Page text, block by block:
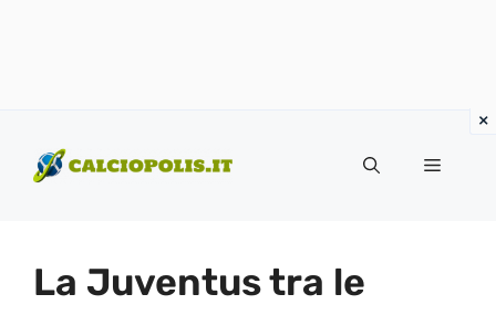
contenuto
Menu
La Juventus tra le